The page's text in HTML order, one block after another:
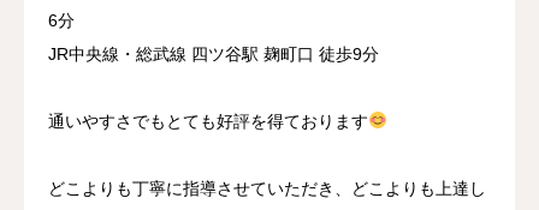
6分
JR中央線・総武線 四ツ谷駅 麹町口 徒歩9分
通いやすさでもとても好評を得ております
どこよりも丁寧に指導させていただき、どこよりも上達し